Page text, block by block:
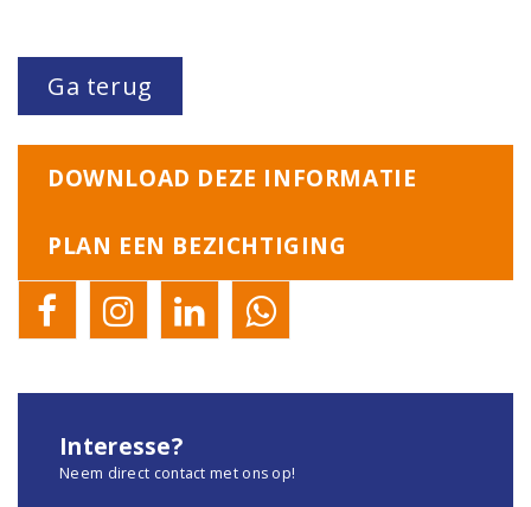
Ga terug
DOWNLOAD DEZE INFORMATIE
PLAN EEN BEZICHTIGING
Interesse?
Neem direct contact met ons op!